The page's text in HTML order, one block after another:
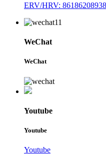
ERV/HRV:
WeChat
WeChat
Youtube
Youtube
Youtube